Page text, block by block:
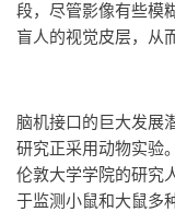
段，尽管影像有些模
盲人的视觉皮层，从
脑机接口的巨大发展
研究正采用动物实验
伦敦大学学院的研究
于监测小鼠和大鼠多